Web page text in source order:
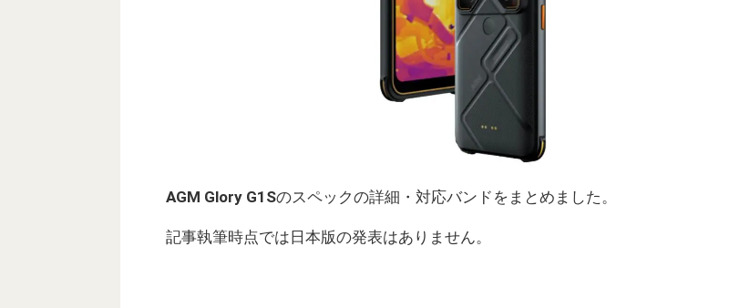
AGM Glory G1Sのスペックの詳細・対応バンドをまとめました。
記事執筆時点では日本版の発表はありません。